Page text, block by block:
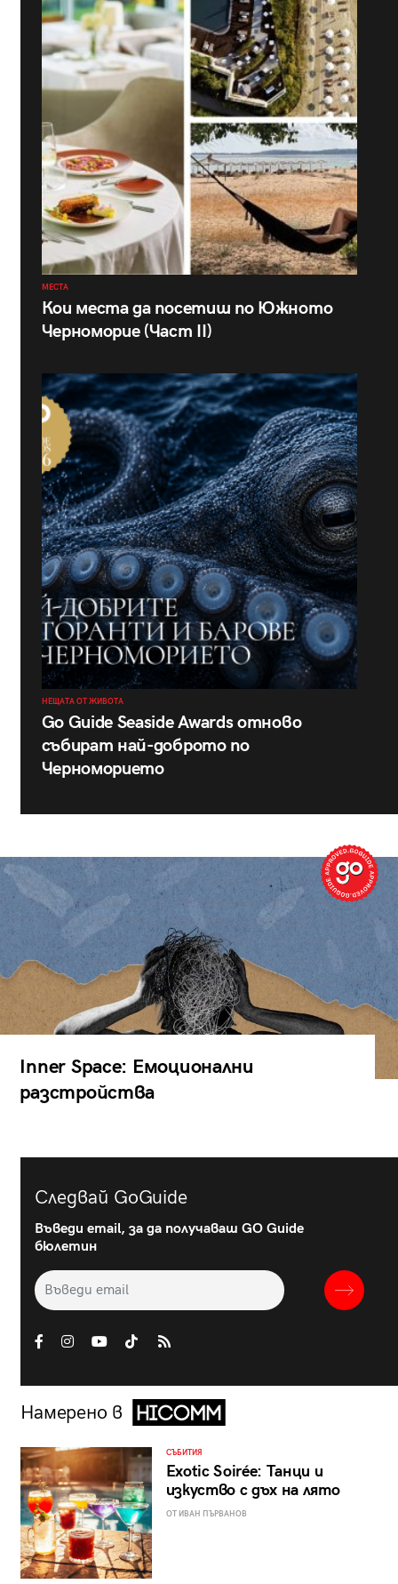
МЕСТА
Кои места да посетиш по Южното
Черноморие (Част II)
НЕЩАТА ОТ ЖИВОТА
Go Guide Seaside Awards отново
събират най-доброто по
Черноморието
Inner Space: Емоционални
разстройства
Следвай GoGuide
Въведи email, за да получаваш GO Guide
бюлетин
Намерено в
СЪБИТИЯ
Exotic Soirée: Танци и
изкуство с дъх на лято
ОТ ИВАН ПЪРВАНОВ